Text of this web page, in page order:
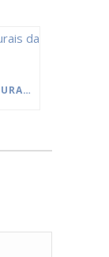
PERFUMES VEGANOS 100% NATURAIS DA QUINARÍ